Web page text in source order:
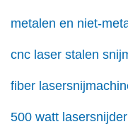
metalen en niet-
cnc laser stalen
fiber
500 watt lasersnijder